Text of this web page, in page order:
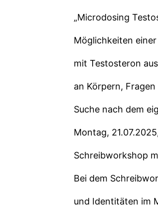
„Microdosing
Möglichkeiten
mit Testosteron
an Körpern,
Suche nach dem
Montag,
Schreibworkshop
Bei dem
und Identitäten im